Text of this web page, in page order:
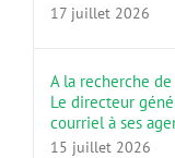
17 juillet 2026
A la recherche
Le directeur
courriel à ses
15 juillet 2026